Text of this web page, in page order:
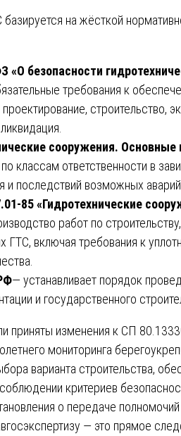
на жёсткой
безопасности
требования к
строительство,
сооружения. Основные
классам ответственности в
и последствий возможных аварий.
85 «Гидротехнические
работ по
ГТС, включая требования к
— устанавливает порядок
и государственного
приняты изменения к СП
мониторинга
варианта строительства,
критериев
о передаче
— это прямое